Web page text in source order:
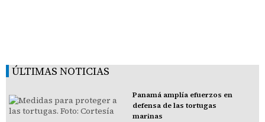
ÚLTIMAS NOTICIAS
Panamá amplía efuerzos en
defensa de las tortugas
marinas